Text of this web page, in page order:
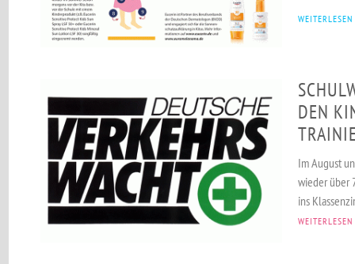
WEITERLESEN
DEN
Im August
wieder über
ins
WEITERLESEN